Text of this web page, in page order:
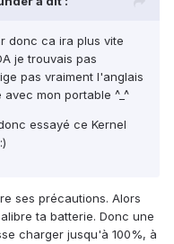
donc ca ira plus vite
je trouvais pas
pas vraiment l'anglais
mon portable ^_^
essayé ce Kernel
ses précautions. Alors
ta batterie. Donc une
charger jusqu'à 100%, à